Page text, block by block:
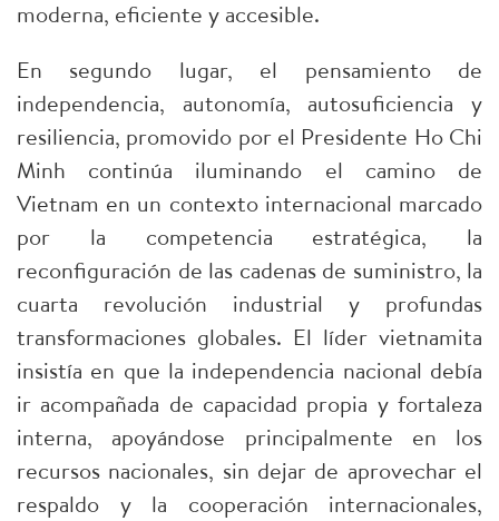
moderna, eficiente y accesible.
En segundo lugar, el pensamiento de
independencia, autonomía, autosuficiencia y
resiliencia, promovido por el Presidente Ho Chi
Minh continúa iluminando el camino de
Vietnam en un contexto internacional marcado
por la competencia estratégica, la
reconfiguración de las cadenas de suministro, la
cuarta revolución industrial y profundas
transformaciones globales. El líder vietnamita
insistía en que la independencia nacional debía
ir acompañada de capacidad propia y fortaleza
interna, apoyándose principalmente en los
recursos nacionales, sin dejar de aprovechar el
respaldo y la cooperación internacionales,